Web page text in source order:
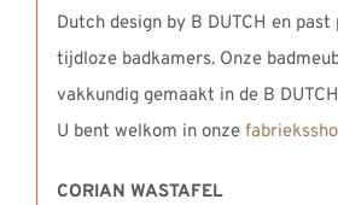
Dutch design by B DUTCH en
tijdloze badkamers. Onze
vakkundig gemaakt in de B DUTCH
U bent welkom in onze
CORIAN WASTAFEL